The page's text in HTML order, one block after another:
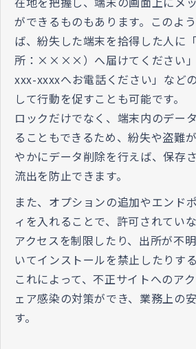
ができるものもあります。このよ
ば、紛失した端末を拾得した人に
所：××××）へ届けてください」
xxx-xxxxへお電話ください」など
して行動を促すことも可能です。
ロックだけでなく、端末内のデー
ることもできるため、紛失や盗難
やかにデータ削除を行えば、保存
流出を防止できます。
また、オプションの追加やエンド
ィを入れることで、許可されてい
アクセスを制限したり、出所が不
いてインストールを禁止したりす
これによって、不正サイトへのア
ェア感染の対策ができ、業務上の
す。